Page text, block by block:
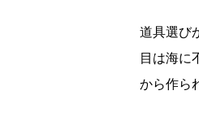
道具選び
目は海に
から作ら